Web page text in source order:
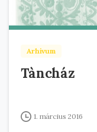
Arhivum
Tàncház
1. március 2016